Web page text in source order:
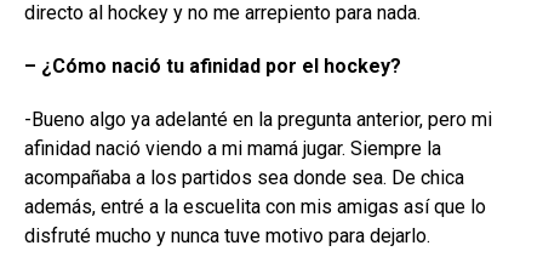
directo al hockey y no me arrepiento para nada.
– ¿Cómo nació tu afinidad por el hockey?
-Bueno algo ya adelanté en la pregunta anterior, pero mi
afinidad nació viendo a mi mamá jugar. Siempre la
acompañaba a los partidos sea donde sea. De chica
además, entré a la escuelita con mis amigas así que lo
disfruté mucho y nunca tuve motivo para dejarlo.